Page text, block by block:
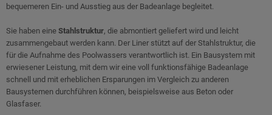
bequemeren Ein- und Ausstieg aus der Badeanlage begleitet.
Sie haben eine Stahlstruktur, die abmontiert geliefert wird und leicht
zusammengebaut werden kann. Der Liner stützt auf der Stahlstruktur, die
für die Aufnahme des Poolwassers verantwortlich ist. Ein Bausystem mit
erwiesener Leistung, mit dem wir eine voll funktionsfähige Badeanlage
schnell und mit erheblichen Ersparungen im Vergleich zu anderen
Bausystemen durchführen können, beispielsweise aus Beton oder
Glasfaser.